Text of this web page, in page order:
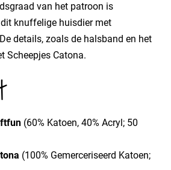
van het patroon is
knuffelige huisdier met
details, zoals de halsband en het
Scheepjes Catona.
(60% Katoen, 40% Acryl; 50
(100% Gemerceriseerd Katoen;